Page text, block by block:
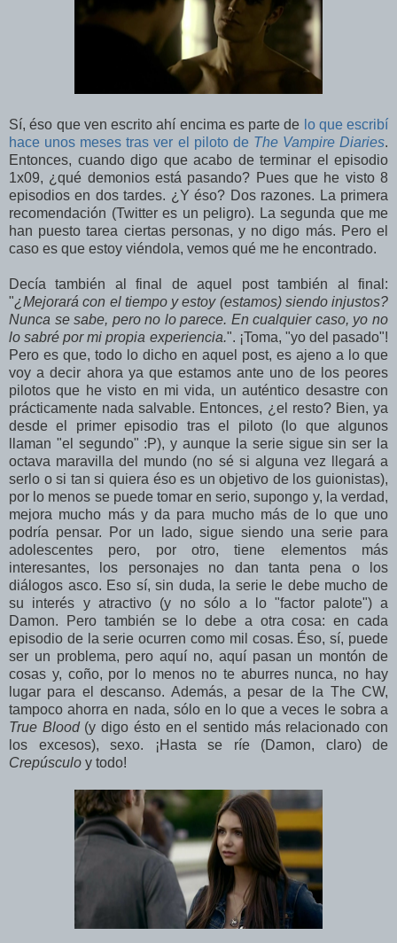
Sí, éso que ven escrito ahí encima es parte de lo que escribí
hace unos meses tras ver el piloto de The Vampire Diaries.
Entonces, cuando digo que acabo de terminar el episodio
1x09, ¿qué demonios está pasando? Pues que he visto 8
episodios en dos tardes. ¿Y éso? Dos razones. La primera
recomendación (Twitter es un peligro). La segunda que me
han puesto tarea ciertas personas, y no digo más. Pero el
caso es que estoy viéndola, vemos qué me he encontrado.
Decía también al final de aquel post también al final:
"¿Mejorará con el tiempo y estoy (estamos) siendo injustos?
Nunca se sabe, pero no lo parece. En cualquier caso, yo no
lo sabré por mi propia experiencia.". ¡Toma, "yo del pasado"!
Pero es que, todo lo dicho en aquel post, es ajeno a lo que
voy a decir ahora ya que estamos ante uno de los peores
pilotos que he visto en mi vida, un auténtico desastre con
prácticamente nada salvable. Entonces, ¿el resto? Bien, ya
desde el primer episodio tras el piloto (lo que algunos
llaman "el segundo" :P), y aunque la serie sigue sin ser la
octava maravilla del mundo (no sé si alguna vez llegará a
serlo o si tan si quiera éso es un objetivo de los guionistas),
por lo menos se puede tomar en serio, supongo y, la verdad,
mejora mucho más y da para mucho más de lo que uno
podría pensar. Por un lado, sigue siendo una serie para
adolescentes pero, por otro, tiene elementos más
interesantes, los personajes no dan tanta pena o los
diálogos asco. Eso sí, sin duda, la serie le debe mucho de
su interés y atractivo (y no sólo a lo "factor palote") a
Damon. Pero también se lo debe a otra cosa: en cada
episodio de la serie ocurren como mil cosas. Éso, sí, puede
ser un problema, pero aquí no, aquí pasan un montón de
cosas y, coño, por lo menos no te aburres nunca, no hay
lugar para el descanso. Además, a pesar de la The CW,
tampoco ahorra en nada, sólo en lo que a veces le sobra a
True Blood(y digo ésto en el sentido más relacionado con
los excesos), sexo. ¡Hasta se ríe (Damon, claro) de
Crepúsculo y todo!